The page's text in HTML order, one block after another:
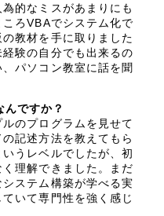
的なミスがあまりにも
ろVBAでシステム化で
教材を手に取りました
験の自分でも出来るの
パソコン教室に話を聞
ですか？
のプログラムを見せて
記述方法を教えてもら
うレベルでしたが、初
理解できました。まだ
ステム構築が学べる実
いて専門性を強く感じ